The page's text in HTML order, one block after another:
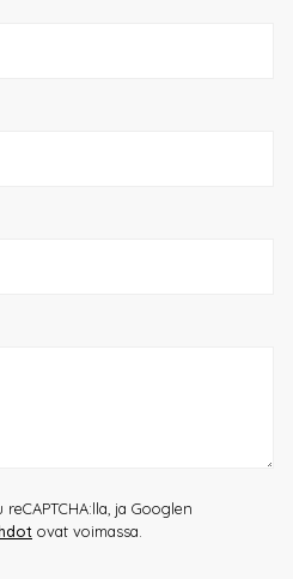
ja Googlen
ovat voimassa.